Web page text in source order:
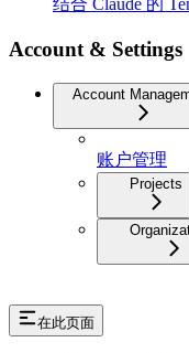
结合 Claude 的
Account & Settings
Account
账户管理
Projects
在此页面